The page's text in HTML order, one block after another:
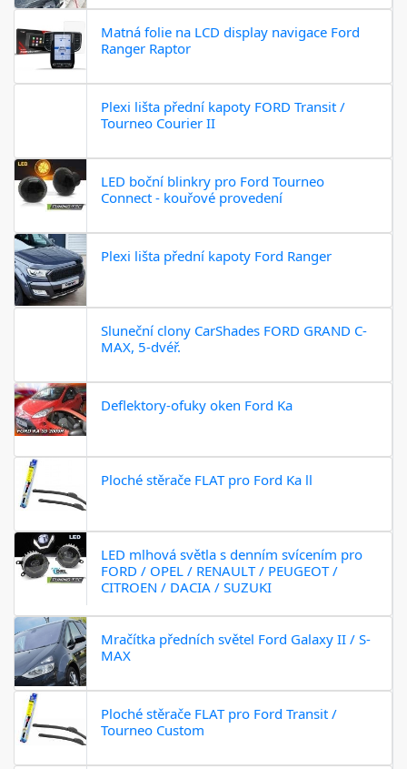
Matná folie na LCD display navigace Ford
Ranger Raptor
Plexi lišta přední kapoty FORD Transit /
Tourneo Courier II
LED boční blinkry pro Ford Tourneo
Connect - kouřové provedení
Plexi lišta přední kapoty Ford Ranger
Sluneční clony CarShades FORD GRAND C-
MAX, 5-dvéř.
Deflektory-ofuky oken Ford Ka
Ploché stěrače FLAT pro Ford Ka ll
LED mlhová světla s denním svícením pro
FORD / OPEL / RENAULT / PEUGEOT /
CITROEN / DACIA / SUZUKI
Mračítka předních světel Ford Galaxy II / S-
MAX
Ploché stěrače FLAT pro Ford Transit /
Tourneo Custom